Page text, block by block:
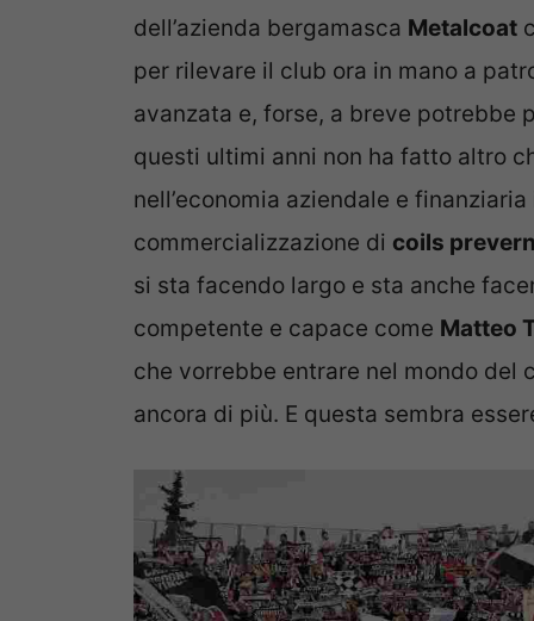
dell’azienda bergamasca Metalcoat
per rilevare il club ora in mano a
avanzata e, forse, a breve potrebbe
questi ultimi anni non ha fatto altro
nell’economia aziendale e
commercializzazione di coils
si sta facendo largo e sta anche
competente e capace come Matteo
che vorrebbe entrare nel mondo del
ancora di più. E questa sembra